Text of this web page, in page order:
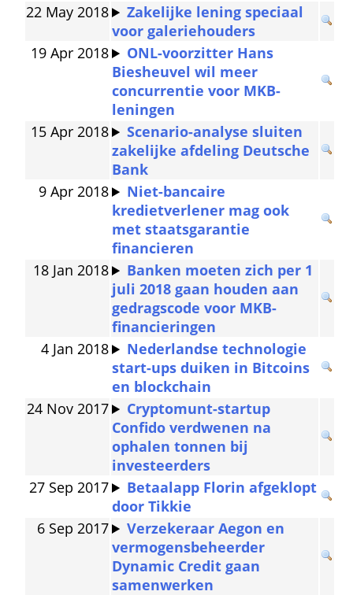
22 May 2018
Zakelijke lening speciaal
voor galeriehouders
19 Apr 2018
ONL-voorzitter Hans
Biesheuvel wil meer
concurrentie voor MKB-
leningen
15 Apr 2018
Scenario-analyse sluiten
zakelijke afdeling Deutsche
Bank
9 Apr 2018
Niet-bancaire
kredietverlener mag ook
met staatsgarantie
financieren
18 Jan 2018
Banken moeten zich per 1
juli 2018 gaan houden aan
gedragscode voor MKB-
financieringen
4 Jan 2018
Nederlandse technologie
start-ups duiken in Bitcoins
en blockchain
24 Nov 2017
Cryptomunt-startup
Confido verdwenen na
ophalen tonnen bij
investeerders
27 Sep 2017
Betaalapp Florin afgeklopt
door Tikkie
6 Sep 2017
Verzekeraar Aegon en
vermogensbeheerder
Dynamic Credit gaan
samenwerken